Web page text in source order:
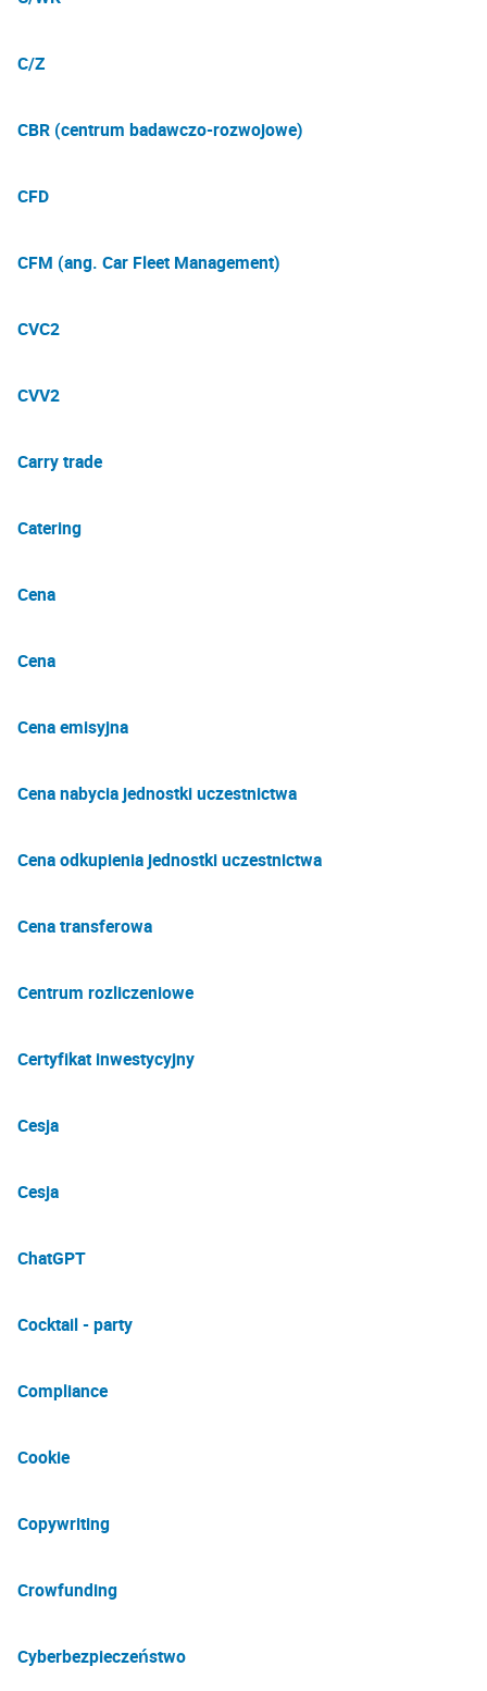
C/Z
CBR (centrum badawczo-rozwojowe)
CFD
CFM (ang. Car Fleet Management)
CVC2
CVV2
Carry trade
Catering
Cena
Cena
Cena emisyjna
Cena nabycia jednostki uczestnictwa
Cena odkupienia jednostki uczestnictwa
Cena transferowa
Centrum rozliczeniowe
Certyfikat inwestycyjny
Cesja
Cesja
ChatGPT
Cocktail - party
Compliance
Cookie
Copywriting
Crowfunding
Cyberbezpieczeństwo